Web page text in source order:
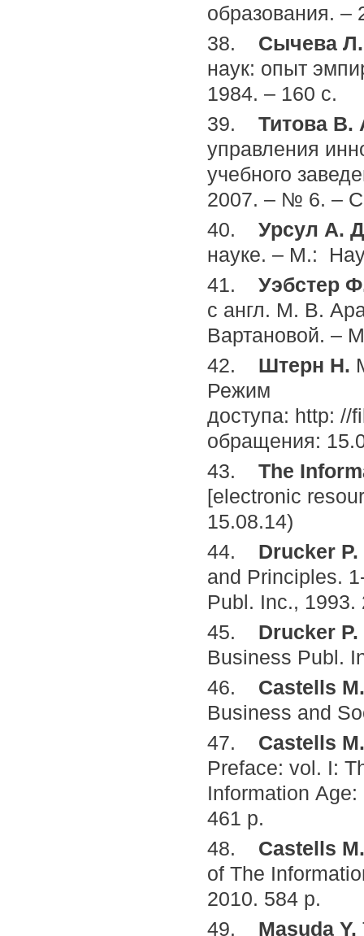
образования.
38. Сычева
наук: опыт
1984. – 160 с.
39. Титова В.
управления
учебного
2007. – № 6. –
40. Урсул А.
науке. – М.:
41. Уэбстер
с англ. М. В.
Вартановой. –
42. Штерн Н.
Режим
доступа: http: //
обращения:
43. The
[electronic
15.08.14)
44. Drucker P.
and Principles.
Publ. Inc., 1993.
45. Drucker
Business Publ.
46. Castells M.
Business and
47. Castells
Preface: vol. I:
Information
461 р.
48. Castells
of The
2010. 584 р.
49. Masuda Y.